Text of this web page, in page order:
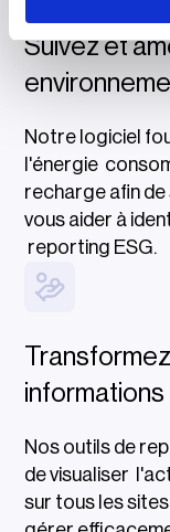
Suivez et
Notre logiciel
l'énergie
recharge afin
vous aider à
reporting ESG.
Nos outils de
de visualiser
sur tous les